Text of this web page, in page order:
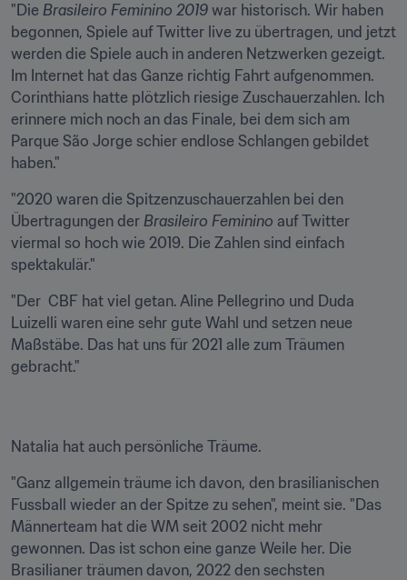
"Die Brasileiro Feminino 2019 war historisch. Wir haben
begonnen, Spiele auf Twitter live zu übertragen, und jetzt
werden die Spiele auch in anderen Netzwerken gezeigt.
Im Internet hat das Ganze richtig Fahrt aufgenommen.
Corinthians hatte plötzlich riesige Zuschauerzahlen. Ich
erinnere mich noch an das Finale, bei dem sich am
Parque São Jorge schier endlose Schlangen gebildet
haben."
"2020 waren die Spitzenzuschauerzahlen bei den
Übertragungen der Brasileiro Feminino auf Twitter
viermal so hoch wie 2019. Die Zahlen sind einfach
spektakulär."
"Der  CBF hat viel getan. Aline Pellegrino und Duda
Luizelli waren eine sehr gute Wahl und setzen neue
Maßstäbe. Das hat uns für 2021 alle zum Träumen
gebracht."
Natalia hat auch persönliche Träume.
"Ganz allgemein träume ich davon, den brasilianischen
Fussball wieder an der Spitze zu sehen", meint sie. "Das
Männerteam hat die WM seit 2002 nicht mehr
gewonnen. Das ist schon eine ganze Weile her. Die
Brasilianer träumen davon, 2022 den sechsten